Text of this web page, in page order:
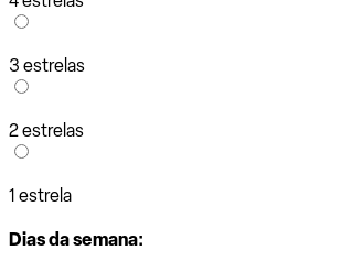
3 estrelas
2 estrelas
1 estrela
Dias da semana: